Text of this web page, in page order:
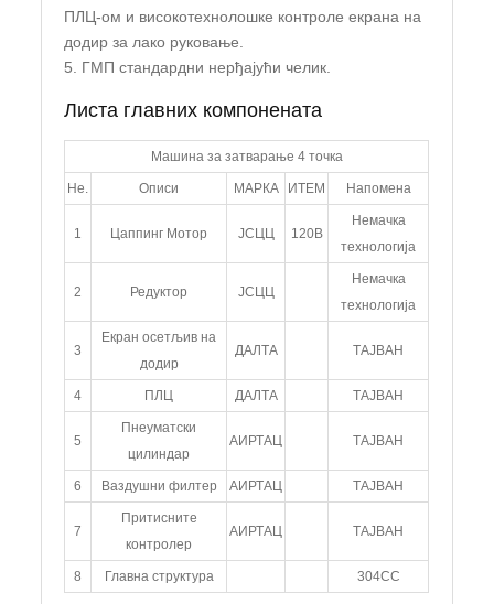
ПЛЦ-ом и високотехнолошке контроле екрана на
додир за лако руковање.
5. ГМП стандардни нерђајући челик.
Листа главних компонената
Машина за затварање 4 точка
Не. Описи МАРКА ИТЕМ Напомена
1 Цаппинг Мотор ЈСЦЦ 120В
Немачка
технологија
2 Редуктор ЈСЦЦ
Немачка
технологија
3
Екран осетљив на
додир
ДАЛТА ТАЈВАН
4 ПЛЦ ДАЛТА ТАЈВАН
5
Пнеуматски
цилиндар
АИРТАЦ ТАЈВАН
6 Ваздушни филтер АИРТАЦ ТАЈВАН
7
Притисните
контролер
АИРТАЦ ТАЈВАН
8 Главна структура 304СС